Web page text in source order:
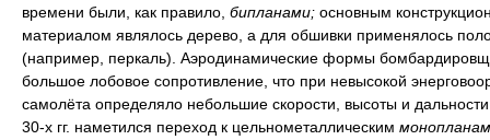
времени были, как правило, бипланами; основным
материалом являлось дерево, а для обшивки применялось
(например, перкаль). Аэродинамические формы
большое лобовое сопротивление, что при невысокой
самолёта определяло небольшие скорости, высоты и
30-х гг. наметился переход к цельнометаллическим